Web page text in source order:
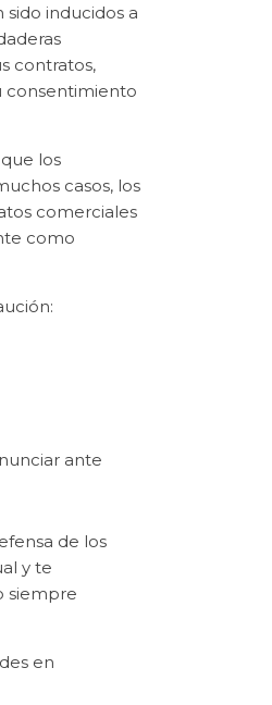
inducidos a
contratos,
consentimiento
los
casos, los
comerciales
como
ante
de los
y te
siempre
en